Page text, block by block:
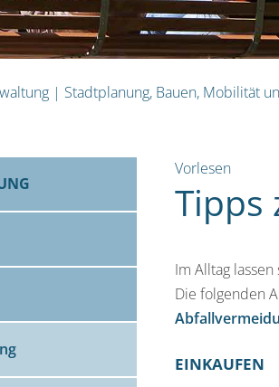
| Stadtplanung, Bauen, Mobilität
Vorlesen
Tipps
Im Alltag
Die folgenden
EINKAUFEN